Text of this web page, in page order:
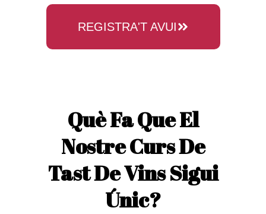
REGISTRA'T AVUI
Què Fa Que El
Nostre Curs De
Tast De Vins Sigui
Únic?